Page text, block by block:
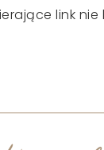
link nie